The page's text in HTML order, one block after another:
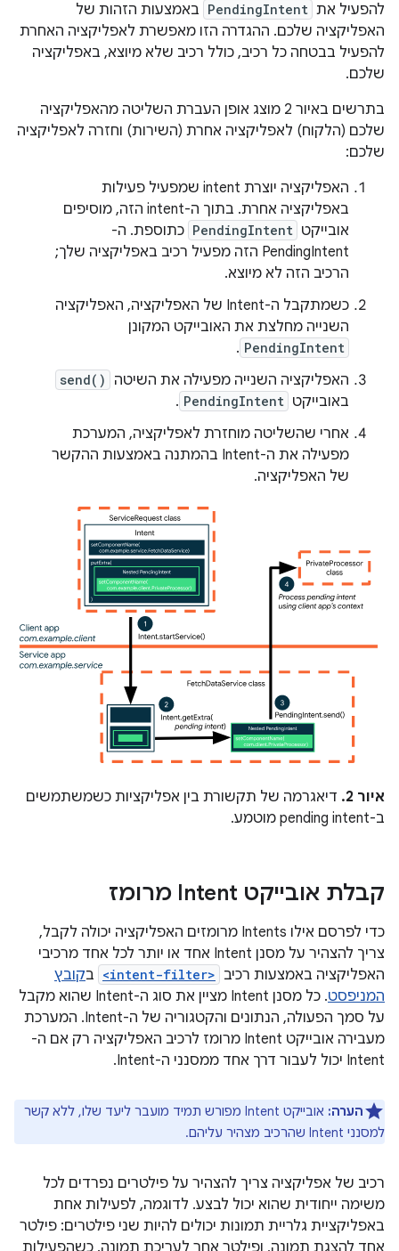
להפעיל את PendingIntent באמצעות הזהות של
האפליקציה שלכם. ההגדרה הזו מאפשרת לאפליקציה האחרת
להפעיל בבטחה כל רכיב, כולל רכיב שלא מיוצא, באפליקציה
שלכם.
בתרשים באיור 2 מוצג אופן העברת השליטה מהאפליקציה
שלכם (הלקוח) לאפליקציה אחרת (השירות) וחזרה לאפליקציה
שלכם:
האפליקציה יוצרת intent שמפעיל פעילות
באפליקציה אחרת. בתוך ה-intent הזה, מוסיפים
אובייקט PendingIntent כתוספת. ה-
PendingIntent הזה מפעיל רכיב באפליקציה שלך;
הרכיב הזה לא מיוצא.
כשמתקבל ה-Intent של האפליקציה, האפליקציה
השנייה מחלצת את האובייקט המקונן
PendingIntent
.
האפליקציה השנייה מפעילה את השיטה
send()
באובייקט PendingIntent
.
אחרי שהשליטה מוחזרת לאפליקציה, המערכת
מפעילה את ה-Intent בהמתנה באמצעות ההקשר
של האפליקציה.
איור 2.
דיאגרמה של תקשורת בין אפליקציות כשמשתמשים
ב-pending intent מוטמע.
קבלת אובייקט Intent מרומז
כדי לפרסם אילו Intents מרומזים האפליקציה יכולה לקבל,
צריך להצהיר על מסנן Intent אחד או יותר לכל אחד מרכיבי
האפליקציה באמצעות רכיב <intent-filter> בקובץ
המניפסט
. כל מסנן Intent מציין את סוג ה-Intent שהוא מקבל
על סמך הפעולה, הנתונים והקטגוריה של ה-Intent. המערכת
מעבירה אובייקט Intent מרומז לרכיב האפליקציה רק אם ה-
Intent יכול לעבור דרך אחד ממסנני ה-Intent.
הערה:
אובייקט Intent מפורש תמיד מועבר ליעד שלו, ללא קשר
למסנני Intent שהרכיב מצהיר עליהם.
רכיב של אפליקציה צריך להצהיר על פילטרים נפרדים לכל
משימה ייחודית שהוא יכול לבצע. לדוגמה, לפעילות אחת
באפליקציית גלריית תמונות יכולים להיות שני פילטרים: פילטר
אחד להצגת תמונה, ופילטר אחר לעריכת תמונה. כשהפעילות